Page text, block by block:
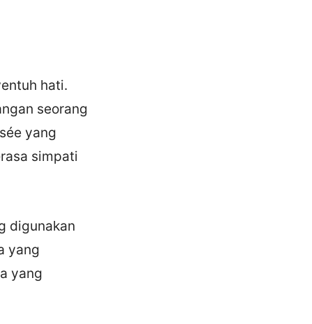
hati.
seorang
yang
simpati
digunakan
yang
yang